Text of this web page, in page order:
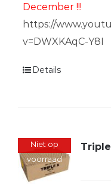
December !!!
https://
v=DWXKAqC-Y8I
Details
Niet op
voorraad